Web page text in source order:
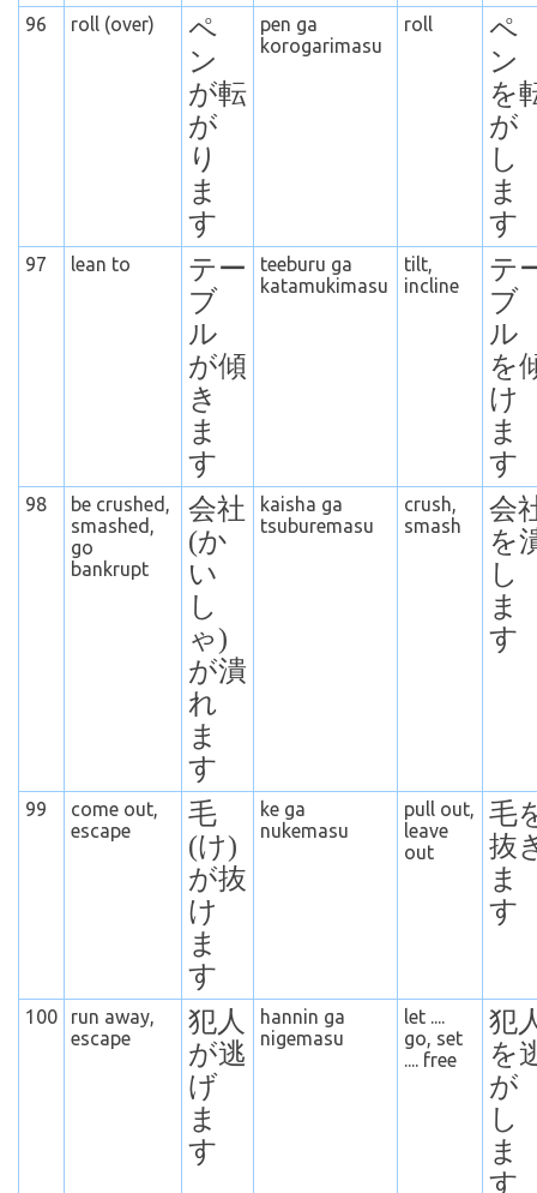
96 roll (over)
ペ
ン
が転
が
り
ま
す
pen ga
korogarimasu
roll
ペ
ン
を
が
し
ま
す
97 lean to
テー
ブ
ル
が傾
き
ま
す
teeburu ga
katamukimasu
tilt,
incline
テ
ブ
ル
を
け
ま
す
98
be crushed,
smashed,
go
bankrupt
会社
(か
い
し
ゃ)
が潰
れ
ま
す
kaisha ga
tsuburemasu
crush,
smash
会
を
し
ま
す
99
come out,
escape
毛
(け)
が抜
け
ま
す
ke ga
nukemasu
pull out,
leave
out
毛
抜
ま
す
100
run away,
escape
犯人
が逃
げ
ま
す
hannin ga
nigemasu
let ....
go, set
.... free
犯
を
が
し
ま
す